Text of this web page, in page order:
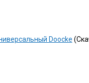
Doocke